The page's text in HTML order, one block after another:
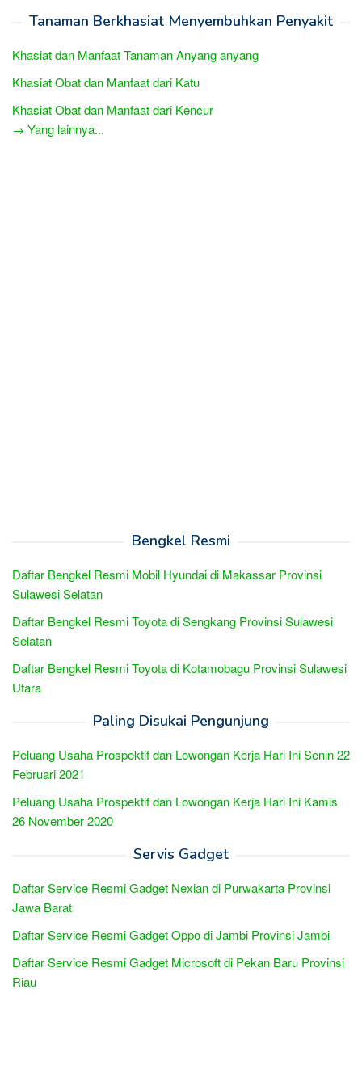
Tanaman Berkhasiat Menyembuhkan Penyakit
Khasiat dan Manfaat Tanaman Anyang anyang
Khasiat Obat dan Manfaat dari Katu
Khasiat Obat dan Manfaat dari Kencur
→ Yang lainnya...
Bengkel Resmi
Daftar Bengkel Resmi Mobil Hyundai di Makassar Provinsi
Sulawesi Selatan
Daftar Bengkel Resmi Toyota di Sengkang Provinsi Sulawesi
Selatan
Daftar Bengkel Resmi Toyota di Kotamobagu Provinsi Sulawesi
Utara
Paling Disukai Pengunjung
Peluang Usaha Prospektif dan Lowongan Kerja Hari Ini Senin 22
Februari 2021
Peluang Usaha Prospektif dan Lowongan Kerja Hari Ini Kamis
26 November 2020
Servis Gadget
Daftar Service Resmi Gadget Nexian di Purwakarta Provinsi
Jawa Barat
Daftar Service Resmi Gadget Oppo di Jambi Provinsi Jambi
Daftar Service Resmi Gadget Microsoft di Pekan Baru Provinsi
Riau